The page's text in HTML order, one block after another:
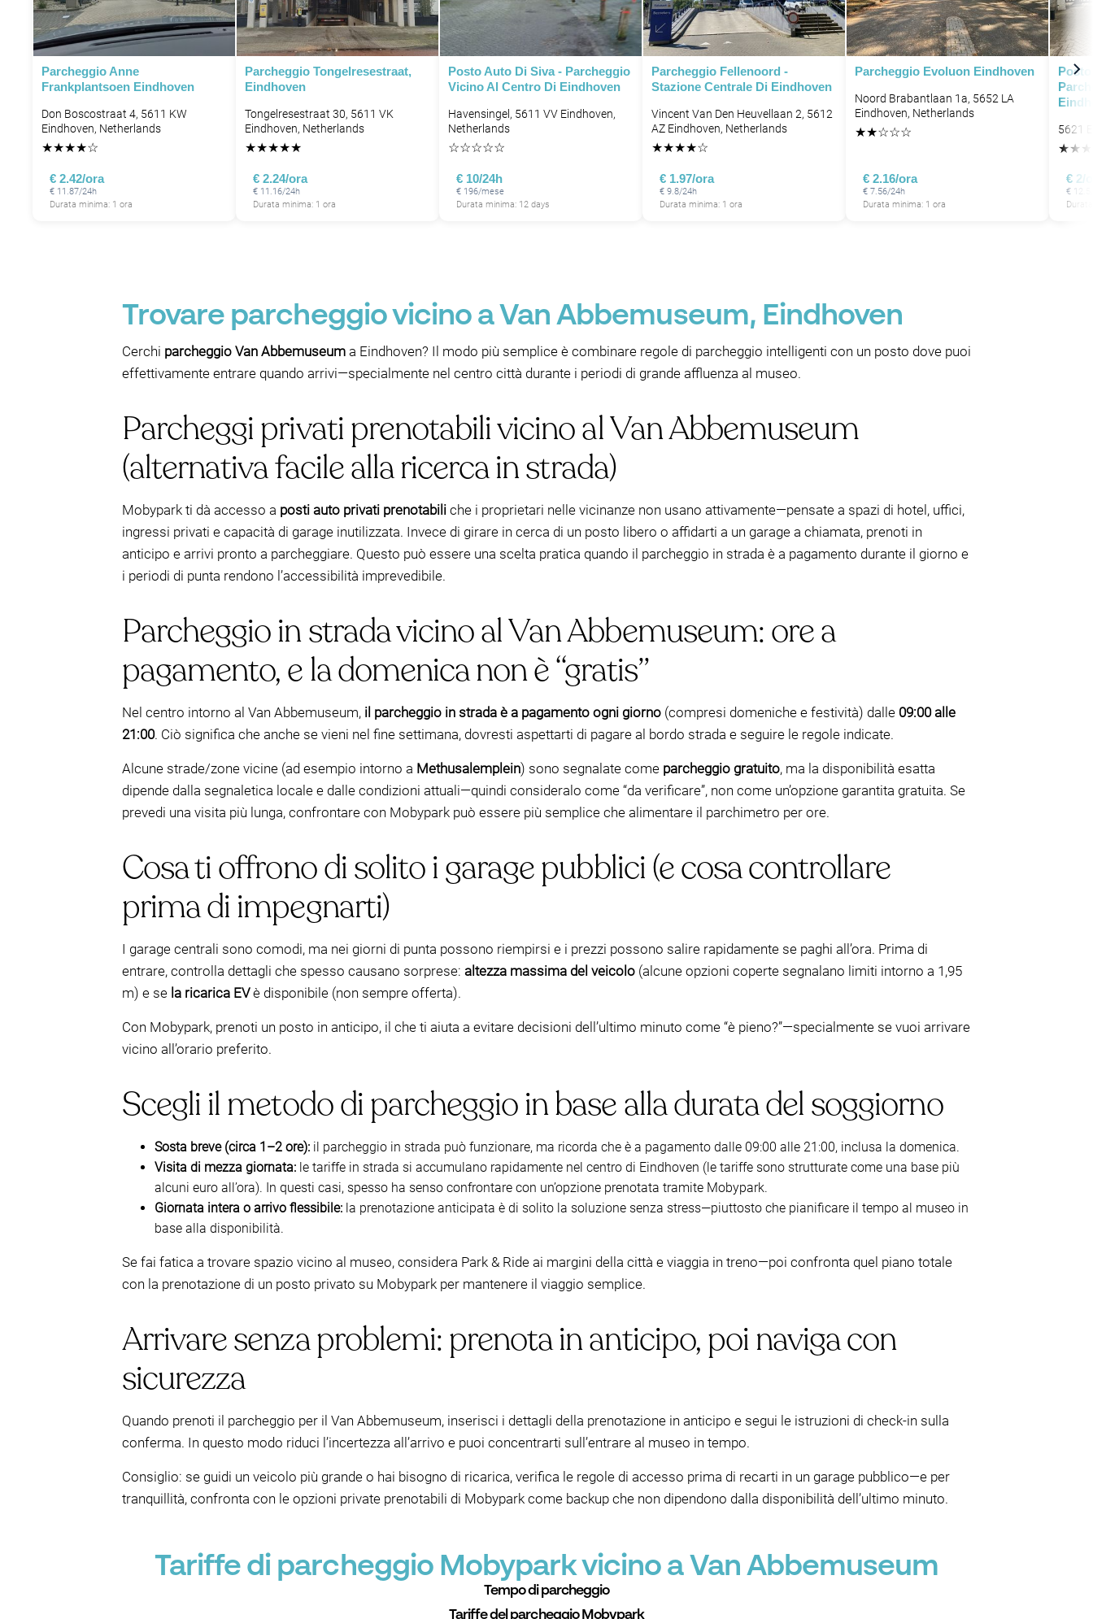
Parcheggio Anne
Frankplantsoen Eindhoven
Don Boscostraat 4, 5611 KW
Eindhoven, Netherlands
★★★★☆
€ 2.42/ora
€ 11.87/24h
Durata minima: 1 ora
Parcheggio Tongelresestraat,
Eindhoven
Tongelresestraat 30, 5611 VK
Eindhoven, Netherlands
★★★★★
€ 2.24/ora
€ 11.16/24h
Durata minima: 1 ora
Posto Auto Di Siva - Parcheggio
Vicino Al Centro Di Eindhoven
Havensingel, 5611 VV Eindhoven,
Netherlands
☆☆☆☆☆
€ 10/24h
€ 196/mese
Durata minima: 12 days
Parcheggio Fellenoord -
Stazione Centrale Di Eindhoven
Vincent Van Den Heuvellaan 2, 5612
AZ Eindhoven, Netherlands
★★★★☆
€ 1.97/ora
€ 9.8/24h
Durata minima: 1 ora
Parcheggio Evoluon Eindhoven
Noord Brabantlaan 1a, 5652 LA
Eindhoven, Netherlands
★★☆☆☆
€ 2.16/ora
€ 7.56/24h
Durata minima: 1 ora
5621
★★ ★
€ 2/
€
Trovare parcheggio vicino a Van Abbemuseum, Eindhoven
Cerchi parcheggio Van Abbemuseum a Eindhoven? Il modo più semplice è combinare regole di parcheggio intelligenti con un posto dove puoi
effettivamente entrare quando arrivi—specialmente nel centro città durante i periodi di grande affluenza al museo.
Parcheggi privati prenotabili vicino al Van Abbemuseum
(alternativa facile alla ricerca in strada)
Mobypark ti dà accesso a posti auto privati prenotabili che i proprietari nelle vicinanze non usano attivamente—pensate a spazi di hotel, uffici,
ingressi privati e capacità di garage inutilizzata. Invece di girare in cerca di un posto libero o affidarti a un garage a chiamata, prenoti in
anticipo e arrivi pronto a parcheggiare. Questo può essere una scelta pratica quando il parcheggio in strada è a pagamento durante il giorno e
i periodi di punta rendono l’accessibilità imprevedibile.
Parcheggio in strada vicino al Van Abbemuseum: ore a
pagamento, e la domenica non è “gratis”
Nel centro intorno al Van Abbemuseum, il parcheggio in strada è a pagamento ogni giorno (compresi domeniche e festività) dalle 09:00 alle
21:00. Ciò significa che anche se vieni nel fine settimana, dovresti aspettarti di pagare al bordo strada e seguire le regole indicate.
Alcune strade/zone vicine (ad esempio intorno a Methusalemplein) sono segnalate come parcheggio gratuito, ma la disponibilità esatta
dipende dalla segnaletica locale e dalle condizioni attuali—quindi consideralo come “da verificare”, non come un’opzione garantita gratuita. Se
prevedi una visita più lunga, confrontare con Mobypark può essere più semplice che alimentare il parchimetro per ore.
Cosa ti offrono di solito i garage pubblici (e cosa controllare
prima di impegnarti)
I garage centrali sono comodi, ma nei giorni di punta possono riempirsi e i prezzi possono salire rapidamente se paghi all’ora. Prima di
entrare, controlla dettagli che spesso causano sorprese: altezza massima del veicolo (alcune opzioni coperte segnalano limiti intorno a 1,95
m) e se la ricarica EVè disponibile (non sempre offerta).
Con Mobypark, prenoti un posto in anticipo, il che ti aiuta a evitare decisioni dell’ultimo minuto come “è pieno?”—specialmente se vuoi arrivare
vicino all’orario preferito.
Scegli il metodo di parcheggio in base alla durata del soggiorno
Sosta breve (circa 1–2 ore): il parcheggio in strada può funzionare, ma ricorda che è a pagamento dalle 09:00 alle 21:00, inclusa la domenica.
Visita di mezza giornata: le tariffe in strada si accumulano rapidamente nel centro di Eindhoven (le tariffe sono strutturate come una base più
alcuni euro all’ora). In questi casi, spesso ha senso confrontare con un’opzione prenotata tramite Mobypark.
Giornata intera o arrivo flessibile: la prenotazione anticipata è di solito la soluzione senza stress—piuttosto che pianificare il tempo al museo in
base alla disponibilità.
Se fai fatica a trovare spazio vicino al museo, considera Park & Ride ai margini della città e viaggia in treno—poi confronta quel piano totale
con la prenotazione di un posto privato su Mobypark per mantenere il viaggio semplice.
Arrivare senza problemi: prenota in anticipo, poi naviga con
sicurezza
Quando prenoti il parcheggio per il Van Abbemuseum, inserisci i dettagli della prenotazione in anticipo e segui le istruzioni di check-in sulla
conferma. In questo modo riduci l’incertezza all’arrivo e puoi concentrarti sull’entrare al museo in tempo.
Consiglio: se guidi un veicolo più grande o hai bisogno di ricarica, verifica le regole di accesso prima di recarti in un garage pubblico—e per
tranquillità, confronta con le opzioni private prenotabili di Mobypark come backup che non dipendono dalla disponibilità dell’ultimo minuto.
Tariffe di parcheggio Mobypark vicino a Van Abbemuseum
Tempo di parcheggio
Tariffe del parcheggio Mobypark